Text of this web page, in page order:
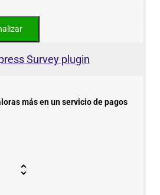
Survey plugin
más en un servicio de pagos